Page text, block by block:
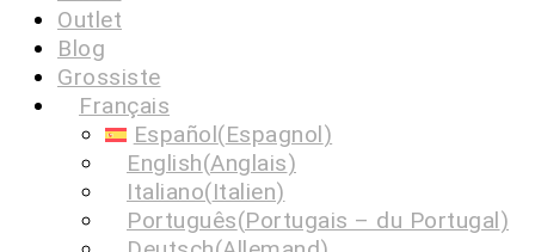
Outlet
Blog
Grossiste
Français
Español(Espagnol)
English(Anglais)
Italiano(Italien)
Português(Portugais – du Portugal)